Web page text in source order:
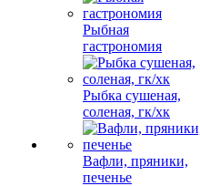
Рыбная
гастрономия
Рыбка сушеная,
соленая, гк/хк
Вафли, пряники,
печенье